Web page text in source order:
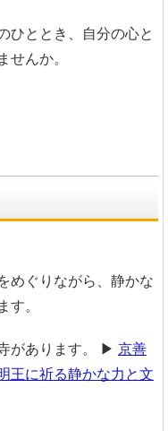
ひととき、自分の心と
せんか。
めぐりながら、静かな
。
あります。 ▶︎ 京善
王に祈る静かな力と文